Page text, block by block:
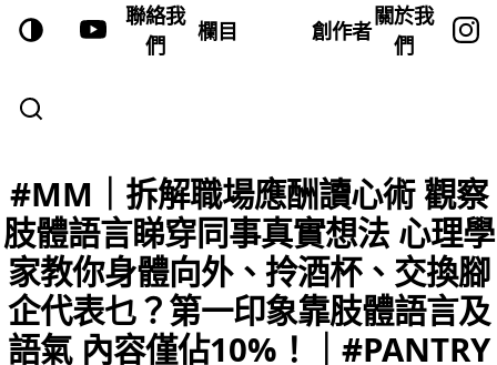
聯絡我
們
欄目 創作者
關於我
們
#MM｜拆解職場應酬讀心術 觀察
肢體語言睇穿同事真實想法 心理學
家教你身體向外、拎酒杯、交換腳
企代表乜？第一印象靠肢體語言及
語氣 內容僅佔10%！｜#PANTRY